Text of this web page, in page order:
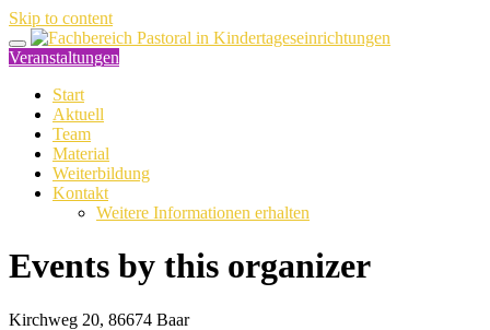
Skip to content
Veranstaltungen
Start
Aktuell
Team
Material
Weiterbildung
Kontakt
Weitere Informationen erhalten
Events by this organizer
Kirchweg 20, 86674 Baar